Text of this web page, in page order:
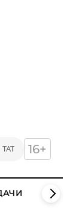
ТАТ 16+
КЛИПЫ